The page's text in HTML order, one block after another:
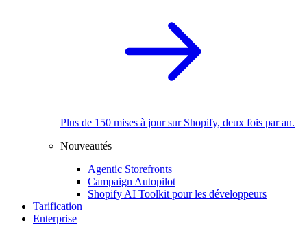
Plus de 150 mises à jour sur Shopify, deux fois par an.
Nouveautés
Agentic Storefronts
Campaign Autopilot
Shopify AI Toolkit pour les développeurs
Tarification
Enterprise